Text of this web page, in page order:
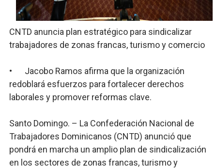
Restaurante Amigos es reconocido por sus cuatro
Banco Popular escala 17 posiciones en los mil
Osiris de León responde a Roberto Tineo y a Yeisy
DGPCF: 55 años sembrando desarrollo y
CNTD anuncia plan estratégico para sindicalizar
trabajadores de zonas francas, turismo y comercio
•
Jacobo Ramos afirma que la organización
redoblará esfuerzos para fortalecer derechos
laborales y promover reformas clave.
Santo Domingo. – La Confederación Nacional de
Trabajadores Dominicanos (CNTD) anunció que
pondrá en marcha un amplio plan de sindicalización
en los sectores de zonas francas, turismo y